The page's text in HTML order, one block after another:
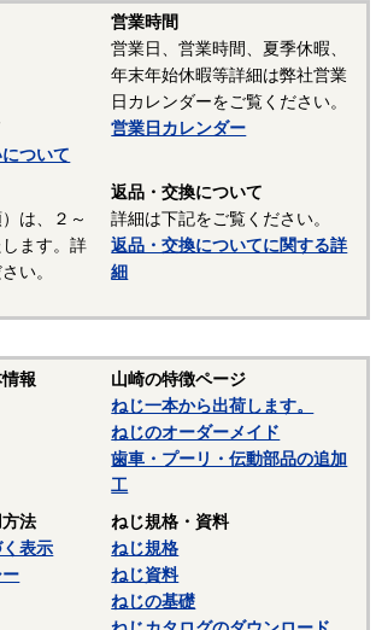
ています。
ン、PA）
65℃/PA66-75℃（UL認定温度）〇燃焼性
リングプラスチックです。強靭な材料
、しかも耐摩耗性で、自己潤滑性に優れ
耐薬品性もよいので機械材料に最適な材
湿性が高いので設計上配慮しなければな
もあります。
性質を活かし組成中に黒鉛粒子を均一
態にある黒鉛粒子をテープの表面に偏平
う製造されたものです。面圧によるクリ
なく、耐クリープ性、摩擦・摩耗性に優
ワッシャーとして各種構造用機器部品に用
ンダストリー様資料抜粋）
いない、素材そのままの状態です。鉄の
ついて
営業時間
営業日、営業時間、夏季休暇、
年末年始休暇等詳細は弊社営業
日カレンダーをご覧ください。
営業日カレンダー
は、２～
ます。詳
い。
返品・交換について
詳細は下記をご覧ください。
返品・交換についてに関する詳
細
報
山崎の特徴ページ
ねじ一本から出荷します。
ねじのオーダーメイド
歯車・プーリ・伝動部品の追加
工
法
表示
ねじ規格・資料
ねじ規格
ねじ資料
ねじの基礎